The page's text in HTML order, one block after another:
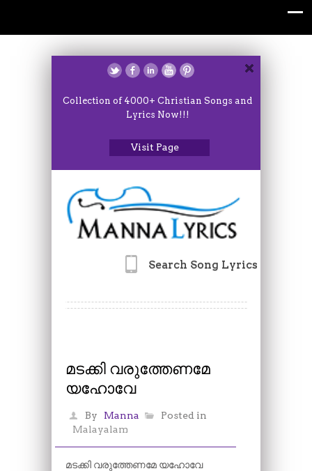
Collection of 4000+ Christian Songs and
Lyrics Now!!!
Visit Page
Search Song Lyrics
മടക്കി വരുത്തേണമേ
യഹോവേ
By Manna
Posted in
Malayalam
മടക്കി വരുത്തേണമേ യഹോവേ